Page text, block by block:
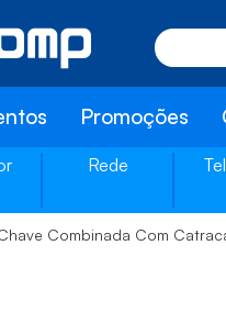
Promoções
Rede
Combinada Com